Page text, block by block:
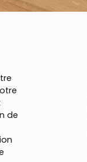
de